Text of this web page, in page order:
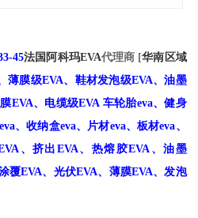
45法国阿科玛EVA代理商 [华南区域
薄膜级EVA、鞋材发泡级EVA、油墨
EVA、电缆级EVA 车轮胎eva、健身
、收纳盒eva、片材eva、板材eva、
、挤出EVA、热熔胶EVA、油墨
覆EVA、光伏EVA、薄膜EVA、发泡